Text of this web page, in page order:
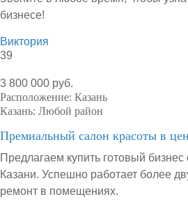
бизнесе!
Виктория
39
3 800 000 руб.
Расположение: Казань
Казань: Любой район
Премиальный салон красоты в
Предлагаем купить готовый бизнес
Казани. Успешно работает более
ремонт в помещениях.